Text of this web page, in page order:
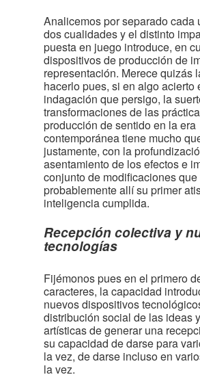
Analicemos por separado cada
dos cualidades y el distinto
puesta en juego introduce, en
dispositivos de producción de
representación. Merece quizás
hacerlo pues, si en algo acierto
indagación que persigo, la
transformaciones de las
producción de sentido en la era
contemporánea tiene mucho
justamente, con la
asentamiento de los efectos e
conjunto de modificaciones que
probablemente allí su primer
inteligencia cumplida.
Recepción colectiva y
tecnologías
Fijémonos pues en el primero
caracteres, la capacidad
nuevos dispositivos
distribución social de las ideas
artísticas de generar una
su capacidad de darse para
la vez, de darse incluso en
la vez.